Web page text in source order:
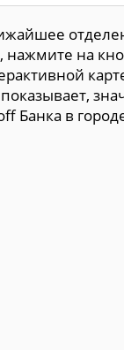
нажмите на
Банка в